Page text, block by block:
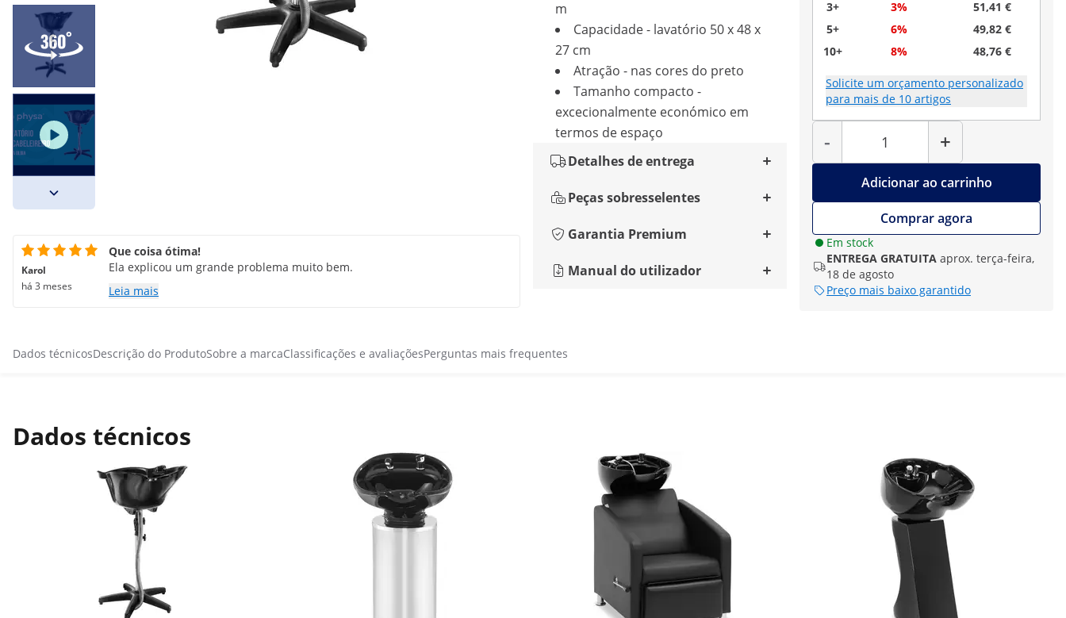
3+
3%
51,41 €
5+
6%
49,82 €
10+
8% 48,76 €
Solicite um orçamento personalizado
para mais de 10 artigos
-
Quantidade
+
Adicionar ao carrinho
Comprar agora
Em stock
ENTREGA GRATUITA aprox. terça-feira,
18 de agosto
Preço mais baixo garantido
m
Capacidade - lavatório 50 x 48 x
27 cm
Atração - nas cores do preto
Tamanho compacto -
excecionalmente económico em
termos de espaço
Detalhes de entrega
Peças sobresselentes
Garantia Premium
Manual do utilizador
Karol
há 3 meses
Que coisa ótima!
Ela explicou um grande problema muito bem.
Leia mais
Dados técnicosDescrição do ProdutoSobre a marcaClassificações e avaliaçõesPerguntas mais frequentes
Dados técnicos